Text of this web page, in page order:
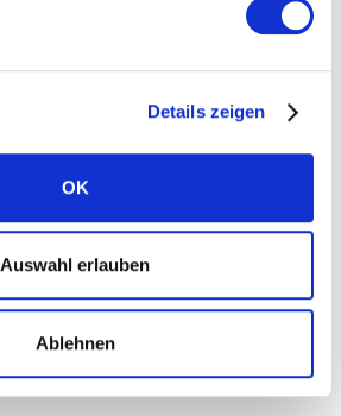
Details zeigen
OK
Auswahl erlauben
Ablehnen